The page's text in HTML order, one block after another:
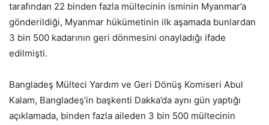
tarafından 22 binden fazla mültecinin isminin Myanmar’a
gönderildiği, Myanmar hükümetinin ilk aşamada bunlardan
3 bin 500 kadarının geri dönmesini onayladığı ifade
edilmişti.
Bangladeş Mülteci Yardım ve Geri Dönüş Komiseri Abul
Kalam, Bangladeş’in başkenti Dakka’da aynı gün yaptığı
açıklamada, binden fazla aileden 3 bin 500 mültecinin